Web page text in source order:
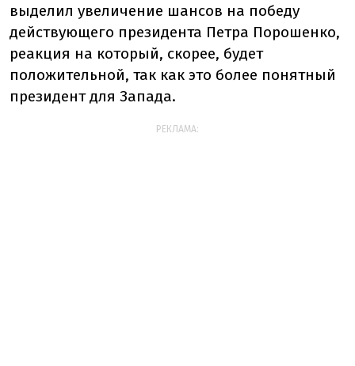
выделил увеличение шансов на победу
действующего президента Петра Порошенко,
реакция на который, скорее, будет
положительной, так как это более понятный
президент для Запада.
РЕКЛАМА: